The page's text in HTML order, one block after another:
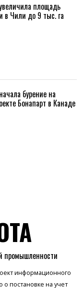
площадь
в Чили до 9 тыс. га
бурение на
Бонапарт в Канаде
промышленности
информационного
о постановке на учет